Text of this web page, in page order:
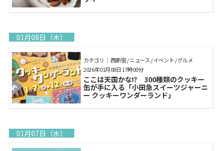
01月08日（木）
カテゴリ： 西新宿 / ニュース / イベント / グルメ
ここは天国かな!? 300種類のクッキー
缶が手に入る「小田急スイーツジャーニ
ー クッキーワンダーランド」
2026年01月08日 17時00分
01月07日（水）